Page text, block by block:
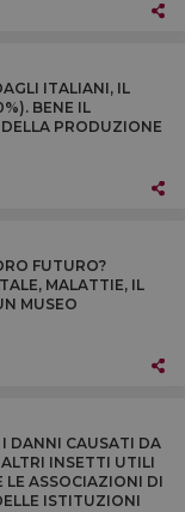
ITALIANI, IL
BENE IL
PRODUZIONE
FUTURO?
MALATTIE, IL
MUSEO
I DANNI CAUSATI DA
INSETTI UTILI
LE ASSOCIAZIONI DI
ISTITUZIONI